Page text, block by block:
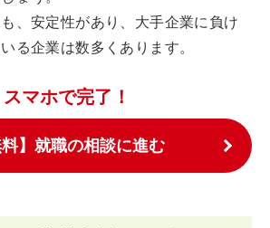
、安定性があり、大手企業に負け
る企業は数多くあります。
スマホで完了！
料】就職の相談に進む